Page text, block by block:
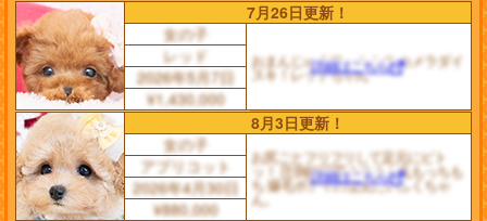
7月26日更新！
女の子
おまんじゅうフォルムの カメラダイ
スキ！レッドちゃん
詳細はこちら
レッド
2026年5月7日
¥1,430,000
8月3日更新！
女の子
お尻ごとフリフリして足元にピト
ッ！ 圧倒的可愛さのまん丸もっちも
ち 爆毛ボディの雪見だいふくちゃ
ん。
詳細はこちら
アプリコット
2026年4月30日
¥880,000